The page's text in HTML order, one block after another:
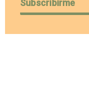
Subscribirme